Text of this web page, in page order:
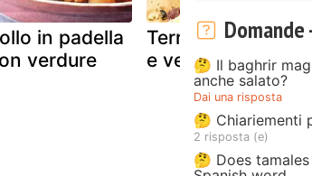
in padella
verdure
Terrina di pollo
e verdure🤔 Il baghrir
anche salato?
Dai una risposta
🤔 Chiariementi
2 risposta (e)
🤔 Does